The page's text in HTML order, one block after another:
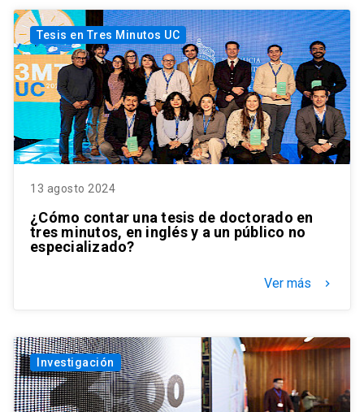
Tesis en Tres Minutos UC
13 agosto 2024
¿Cómo contar una tesis de doctorado en
tres minutos, en inglés y a un público no
especializado?
Ver más keyboard_arrow_right
Investigación